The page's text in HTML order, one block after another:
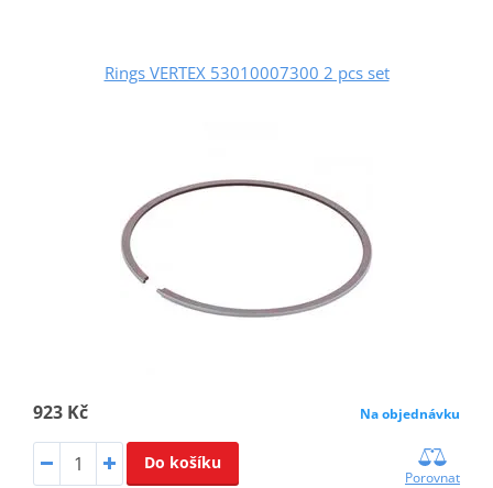
Rings VERTEX 53010007300 2 pcs set
923 Kč Na objednávku
Do košíku
Porovnat